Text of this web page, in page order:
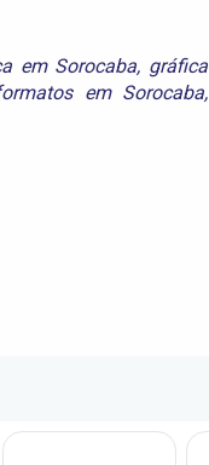
em Sorocaba, gráfica
em Sorocaba,